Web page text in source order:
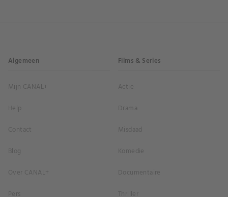
Algemeen
Mijn CANAL+
Help
Contact
Blog
Over CANAL+
Pers
Films & Series
Actie
Drama
Misdaad
Komedie
Documentaire
Thriller